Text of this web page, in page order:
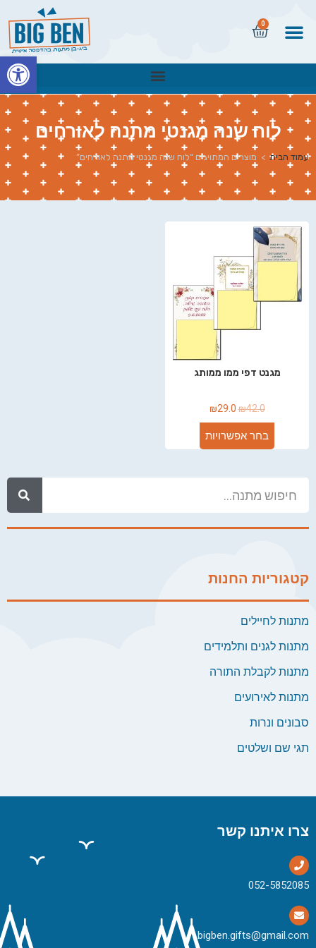
0
לוח שנה מגנטי מתנה לאורחים
עמוד הבית > מוצרים המתויגים “לוח שנה מגנטי מתנה לאורחים”
קטגוריות החנות
מתנות לחיילים
מתנות לגנים ותלמידים
מתנות לקבלת התורה
מתנות לאירועים
סבונים ונרות
תגי שם ושלטים
מגנט דפי ממו ממותג
₪42.0
₪29.0
בחר אפשרויות
צרו איתנו קשר
bigben.gifts@gmail.com